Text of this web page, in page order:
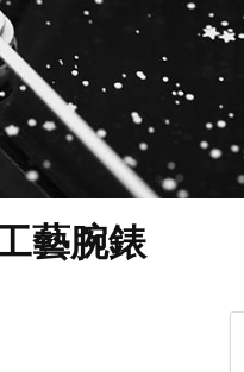
藝腕錶